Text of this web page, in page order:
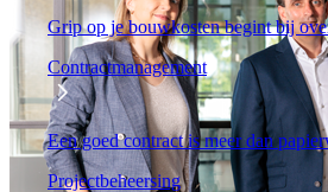
Grip op je bouwkosten begint bij
Contractmanagement
Een goed contract is meer dan
Projectbeheersing